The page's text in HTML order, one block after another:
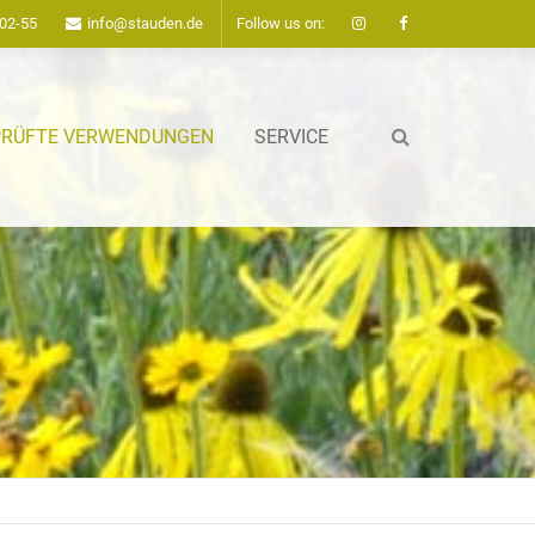
Lorem ipsum dolor sit amet,
Aenean massa. Cum sociis natoque
penatibus et magnis dis parturient
montes, nascetur ridiculus mus.
Donec quam felis, ultricies nec.
Follow us on:
Follow us on:
info@stauden.de
55
VERWENDUNGEN SERVICE